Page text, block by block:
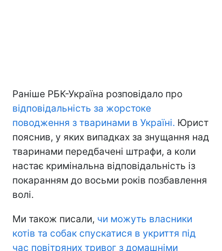
Раніше РБК-Україна розповідало про
відповідальність за жорстоке
поводження з тваринами в Україні. Юрист
пояснив, у яких випадках за знущання над
тваринами передбачені штрафи, а коли
настає кримінальна відповідальність із
покаранням до восьми років позбавлення
волі.
Ми також писали, чи можуть власники
котів та собак спускатися в укриття під
час повітряних тривог з домашніми